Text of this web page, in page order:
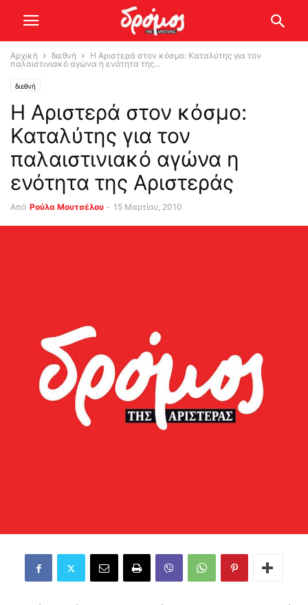
Αρχική διεθνή
Η Αριστερά στον κόσμο: Καταλύτης για τον
παλαιστινιακό αγώνα η ενότητα της...
διεθνή
Η Αριστερά στον κόσμο:
Καταλύτης για τον
παλαιστινιακό αγώνα η
ενότητα της Αριστεράς
Από Ρούλα Μουτσέλου - 15 Μαρτίου, 2010